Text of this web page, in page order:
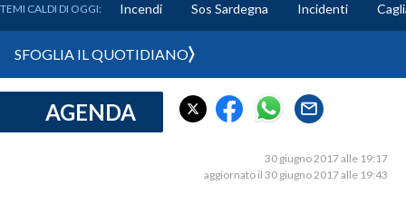
CRONACA SARDEGNA
TEMI CALDI DI OGGI: Incendi Sos Sardegna Incidenti
SFOGLIA IL QUOTIDIANO
AGENDA
30 giugno 2017 alle 19:17
aggiornato il 30 giugno 2017 alle 19:43